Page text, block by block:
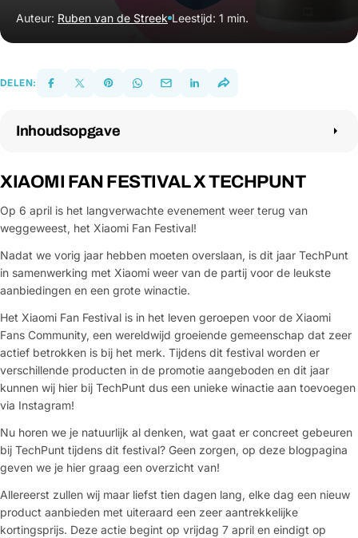
Auteur: Ruben van de Streek Leestijd: 1 min.
DELEN:
Inhoudsopgave
XIAOMI FAN FESTIVAL X TECHPUNT
Op 6 april is het langverwachte evenement weer terug van
weggeweest, het Xiaomi Fan Festival!
Nadat we vorig jaar hebben moeten overslaan, is dit jaar TechPunt
in samenwerking met Xiaomi weer van de partij voor de leukste
aanbiedingen en een grote winactie.
Het Xiaomi Fan Festival is in het leven geroepen voor de Xiaomi
Fans Community, een wereldwijd groeiende gemeenschap dat zeer
actief betrokken is bij het merk. Tijdens dit festival worden er
verschillende producten in de promotie aangeboden en dit jaar
kunnen wij hier bij TechPunt dus een unieke winactie aan toevoegen
via Instagram!
Nu horen we je natuurlijk al denken, wat gaat er concreet gebeuren
bij TechPunt tijdens dit festival? Geen zorgen, op deze blogpagina
geven we je hier graag een overzicht van!
Allereerst zullen wij maar liefst tien dagen lang, elke dag een nieuw
product aanbieden met uiteraard een zeer aantrekkelijke
kortingsprijs. Deze actie begint op vrijdag 7 april en eindigt op